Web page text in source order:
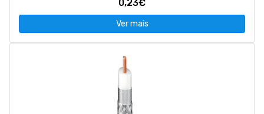
0,23€
Ver mais